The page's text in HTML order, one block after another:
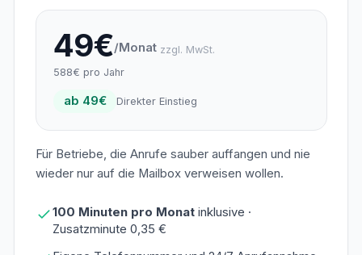
49€/Monat zzgl. MwSt.
588€ pro Jahr
ab 49€ Direkter Einstieg
Für Betriebe, die Anrufe sauber auffangen und nie
wieder nur auf die Mailbox verweisen wollen.
100 Minuten pro Monatinklusive ·
Zusatzminute 0,35 €